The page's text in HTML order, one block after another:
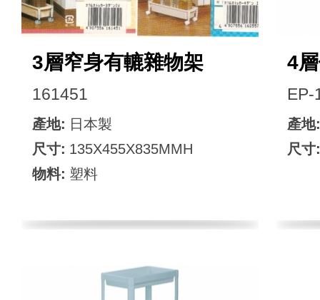
3層窄身有轆雜物架
161451
產地: 日本製
尺寸: 135X455X835MMH
物料: 塑料
4
EP-
產地:
尺寸: